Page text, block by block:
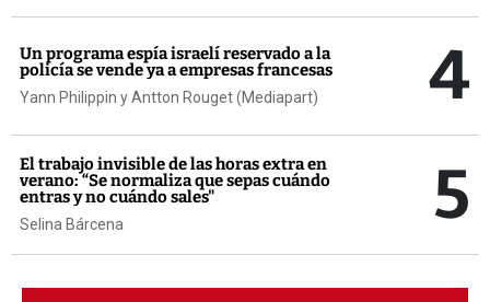
Un programa espía israelí reservado a la
policía se vende ya a empresas francesas
Yann Philippin y Antton Rouget (Mediapart) 4
El trabajo invisible de las horas extra en
verano: “Se normaliza que sepas cuándo
entras y no cuándo sales"
Selina Bárcena 5